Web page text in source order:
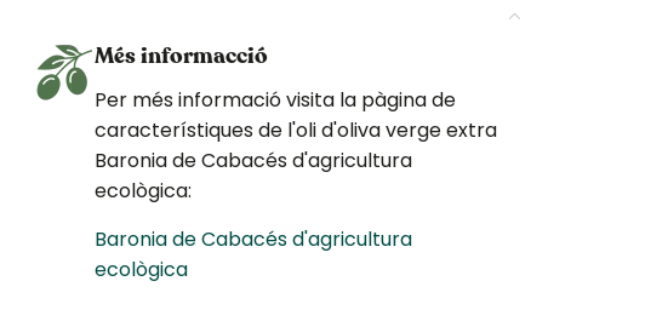
Més informacció
Per més informació visita la pàgina de
característiques de l'oli d'oliva verge extra
Baronia de Cabacés d'agricultura
ecològica:
Baronia de Cabacés d'agricultura
ecològica